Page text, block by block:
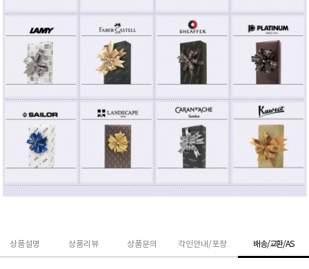
상품설명 상품리뷰 상품문의 각인안내/포장 배송/교환/AS